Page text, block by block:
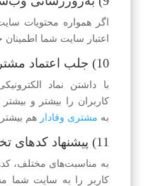
اگر همواره محتویات
اعتبار سایت شما
10) جلب اعتماد مشتریان:
با داشتن نماد
کاربران را بیشتر و بیشتر
به مشتری وفادار هم
11) پیشنهاد کد‌های تخفیف‌دار به مدت طولانی:
به مناسبت‌های مختلف،
کاربر را به سایت شما